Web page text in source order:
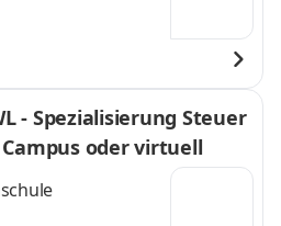
- Spezialisierung Steuer
oder virtuell